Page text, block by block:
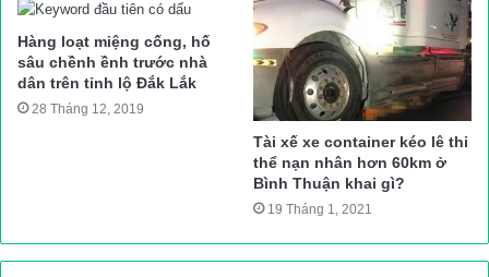
Được biết, chiếc xe gặp tai nạn trên là của nhà xe Anh Tiến ở
huyện Diễn Châu (Nghệ An). Thời điểm xảy ra tai nạn, trên xe
có khoảng 20 hành khách và 4 người của nhà xem gồm lái
chính và phụ lái.
Hàng loạt miệng cống, hố
sâu chềnh ềnh trước nhà
dân trên tỉnh lộ Đắk Lắk
28 Tháng 12, 2019
Tài xế xe container kéo lê thi
thể nạn nhân hơn 60km ở
Bình Thuận khai gì?
19 Tháng 1, 2021